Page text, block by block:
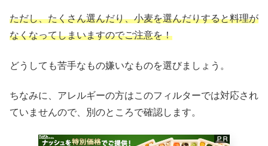
ただし、たくさん選んだり、小麦を選んだりすると料理が
なくなってしまいますのでご注意を！
どうしても苦手なもの嫌いなものを選びましょう。
ちなみに、アレルギーの方はこのフィルターでは対応され
ていませんので、別のところで確認します。